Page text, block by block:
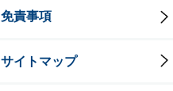
免責事項
サイトマップ